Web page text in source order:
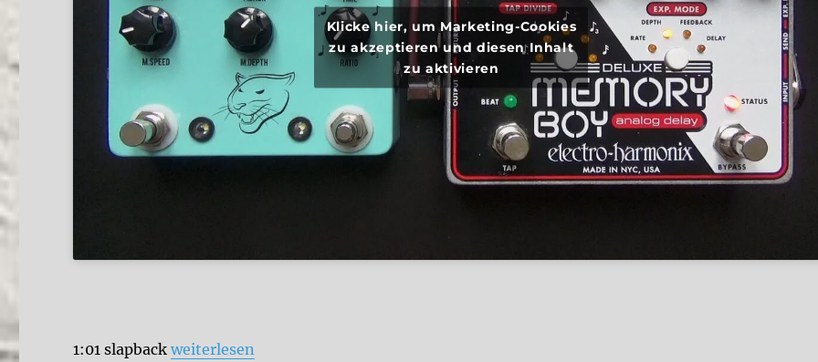
Klicke hier, um Marketing-Cookies
zu akzeptieren und diesen Inhalt
zu aktivieren
1:01 slapback„JHS Pedals Panther Cub vs. Electro Harmonix Deluxe Memory Boy“
weiterlesen